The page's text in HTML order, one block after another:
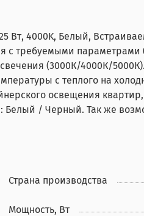
Вт, 4000K, Белый,
требуемыми параметрами
(3000К/4000К/
с теплого на
освещения
Белый / Черный. Так же
Страна производства
Мощность, Вт